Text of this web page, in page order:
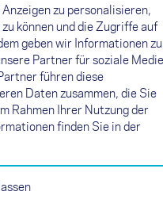
zu personalisieren,
können und die Zugriffe auf
geben wir Informationen zu
Partner für soziale
führen diese
Daten zusammen, die Sie
Rahmen Ihrer Nutzung der
finden Sie in der